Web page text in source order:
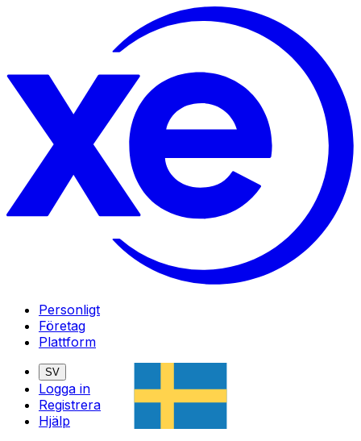
Personligt
Företag
Plattform
SV
Logga in
Registrera
Hjälp